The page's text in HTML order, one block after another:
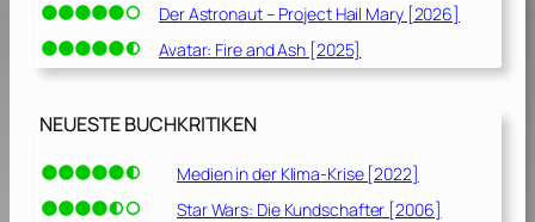
Der Astronaut – Project Hail Mary [2026]
Avatar: Fire and Ash [2025]
NEUESTE BUCHKRITIKEN
Medien in der Klima-Krise [2022]
Star Wars: Die Kundschafter [2006]